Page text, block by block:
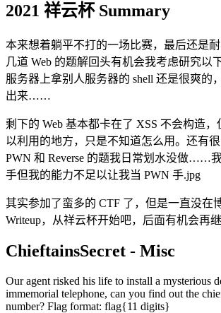
2021 祥云杯 Summary
本来想着躺平不打的一场比赛，最后还是
几道 Web 的题解回头有机会我考虑研究以
服务器上拿别人服务器的 shell 还是很爽的
出来……
剩下的 Web 基本都卡在了 XSS 不会构造
以利用的地方，只是不知道怎么用。还有
PWN 和 Reverse 的题我日常划水没做……
手但我的能力不足以让我当 PWN 手.jpg
其实参加了蛮多的 CTF 了，但是一直没在
Writeup，从祥云杯开始吧，后面有机会再继
ChieftainsSecret - Misc
Our agent risked his life to install a mysterious
immemorial telephone, can you find out the
number? Flag format: flag{11 digits}